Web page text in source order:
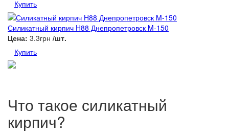
Купить
Силикатный кирпич H88 Днепропетровск M-150
Цена: 3.3грн /шт.
Купить
Что такое силикатный
кирпич?